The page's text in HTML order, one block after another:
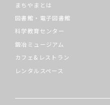
まちやまとは
図書館・電子図書館
科学教育センター
鍛冶ミュージアム
カフェ&レストラン
レンタルスペース